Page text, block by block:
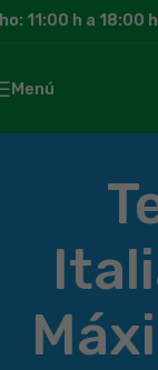
11:00 h a 18:00 h
Menú